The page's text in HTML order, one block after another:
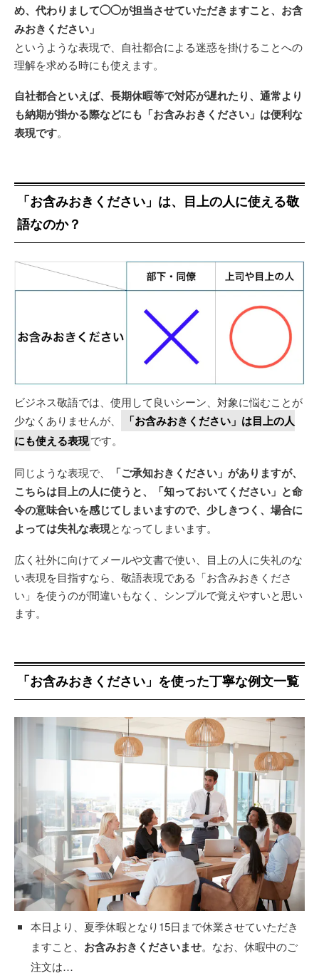
め、代わりまして◯◯が担当させていただきますこと、お含
みおきください」
というような表現で、自社都合による迷惑を掛けることへの
理解を求める時にも使えます。
自社都合といえば、長期休暇等で対応が遅れたり、通常より
も納期が掛かる際などにも「お含みおきください」は便利な
表現です。
「お含みおきください」は、目上の人に使える敬
語なのか？
ビジネス敬語では、使用して良いシーン、対象に悩むことが
少なくありませんが、
「お含みおきください」は目上の人
にも使える表現です。
同じような表現で、
「ご承知おきください」がありますが、
こちらは目上の人に使うと、「知っておいてください」と命
令の意味合いを感じてしまいますので、少しきつく、場合に
よっては失礼な表現となってしまいます。
広く社外に向けてメールや文書で使い、目上の人に失礼のな
い表現を目指すなら、敬語表現である「お含みおきくださ
い」を使うのが間違いもなく、シンプルで覚えやすいと思い
ます。
「お含みおきください」を使った丁寧な例文一覧
本日より、夏季休暇となり15日まで休業させていただき
ますこと、 お含みおきくださいませ。なお、休暇中のご
注文は…